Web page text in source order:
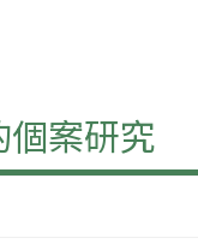
個案研究